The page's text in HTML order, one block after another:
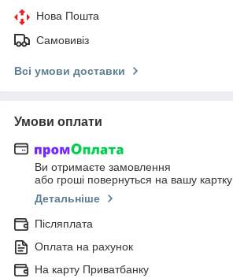
Нова Пошта
Самовивіз
Всі умови доставки
Умови оплати
Ви отримаєте замовлення
або гроші повернуться на вашу картку
Детальніше
Післяплата
Оплата на рахунок
На карту Приватбанку